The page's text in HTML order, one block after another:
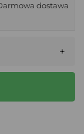
dostawa
+